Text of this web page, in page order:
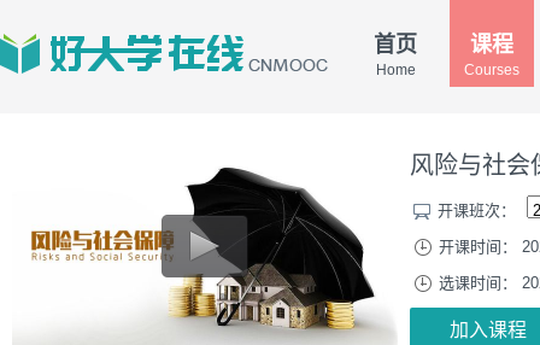
首页
Home
课程
Courses
风险与社会
开课班次：
开课时间：
选课时间：
加入课程